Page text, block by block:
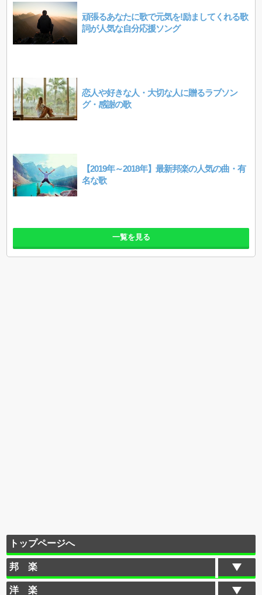
頑張るあなたに歌で元気を!励ましてくれる歌
詞が人気な自分応援ソング
恋人や好きな人・大切な人に贈るラブソン
グ・感謝の歌
【2019年～2018年】最新邦楽の人気の曲・有
名な歌
一覧を見る
トップページへ
邦 楽
洋 楽